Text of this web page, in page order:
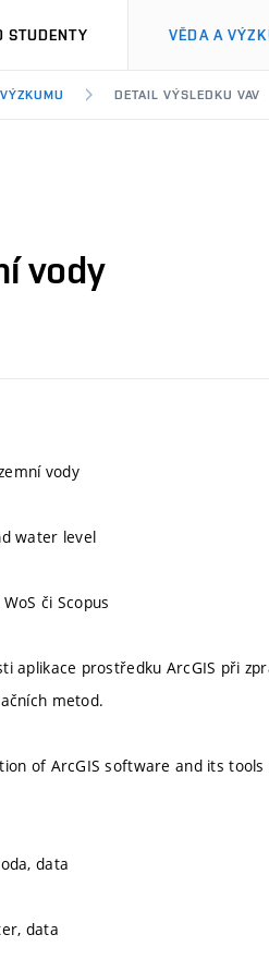
STUDENTY VĚDA A
DETAIL VÝSLEDKU VAV
vody
vody
water level
či Scopus
aplikace prostředku ArcGIS při
metod.
of ArcGIS software and its
data
data